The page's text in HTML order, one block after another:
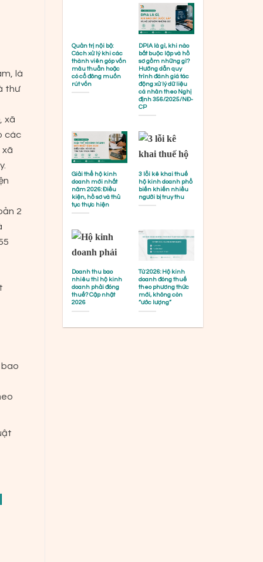
là
thư
xã
các
xã
2
bao
Quản trị nội bộ:
Cách xử lý khi các
thành viên góp vốn
mâu thuẫn hoặc
có cổ đông muốn
rút vốn
DPIA là gì, khi nào
bắt buộc lập và hồ
sơ gồm những gì?
Hướng dẫn quy
trình đánh giá tác
động xử lý dữ liệu
cá nhân theo Nghị
định 356/2025/NĐ-
CP
Giải thể hộ kinh
doanh mới nhất
năm 2026: Điều
kiện, hồ sơ và thủ
tục thực hiện
3 lỗi kê khai thuế
hộ kinh doanh phổ
biến khiến nhiều
người bị truy thu
Doanh thu bao
nhiêu thì hộ kinh
doanh phải đóng
thuế? Cập nhật
2026
Từ 2026: Hộ kinh
doanh đóng thuế
theo phương thức
mới, không còn
“ước lượng”